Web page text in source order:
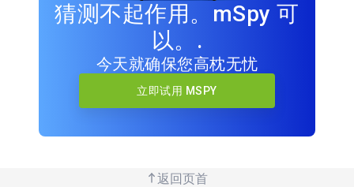
猜测不起作用。mSpy 可
以。.
今天就确保您高枕无忧
立即试用 MSPY
返回页首